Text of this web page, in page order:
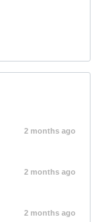
2 months ago
2 months ago
2 months ago